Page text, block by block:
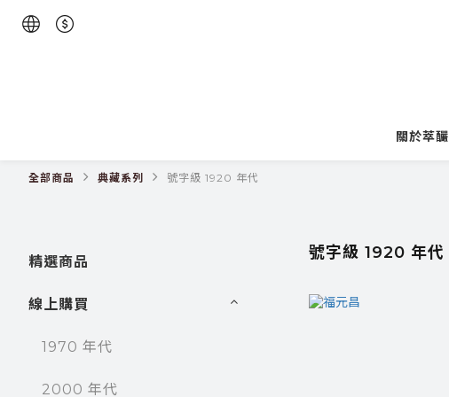
關於萃釅
全部商品 典藏系列 號字級 1920 年代
精選商品
線上購買
1970 年代
2000 年代
號字級 1920 年代